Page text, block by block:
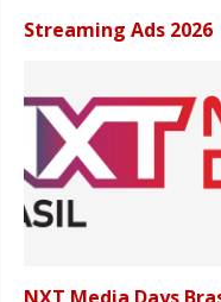
Streaming Ads 2026